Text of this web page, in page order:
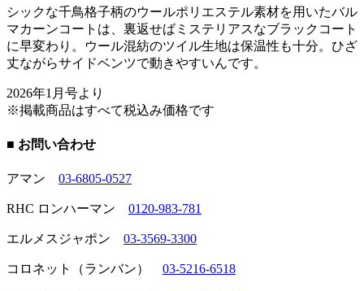
シックな千鳥格子柄のウールポリエステル素材を用いたバル
マカーンコートは、裏返せばミステリアスなブラックコート
に早変わり。ウール混紡のツイル生地は保温性も十分。ひざ
丈ながらサイドベンツで動きやすいんです。
2026年1月号より
※掲載商品はすべて税込み価格です
■ お問い合わせ
アマン 03-6805-0527
RHC ロンハーマン 0120-983-781
エルメスジャポン 03-3569-3300
コロネット（ランバン） 03-5216-6518